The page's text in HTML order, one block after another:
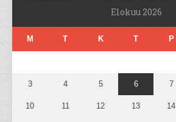
Elokuu 2026
M T K T P
3 4 5 6 7
10 11 12 13 14